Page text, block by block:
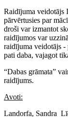
Raidījuma veidotājs
pārvērtusies par
droši var izmantot
raidījumos var
raidījuma veidotājs -
pati daba, vajagot
“Dabas grāmata”
raidījums.
Avoti:
Landorfa, Sandra